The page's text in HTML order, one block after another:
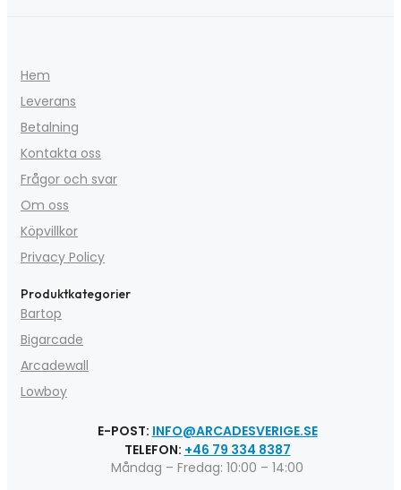
Hem
Leverans
Betalning
Kontakta oss
Frågor och svar
Om oss
Köpvillkor
Privacy Policy
Produktkategorier
Bartop
Bigarcade
Arcadewall
Lowboy
E-POST: INFO@ARCADESVERIGE.SE
TELEFON: +46 79 334 8387
Måndag – Fredag: 10:00 – 14:00